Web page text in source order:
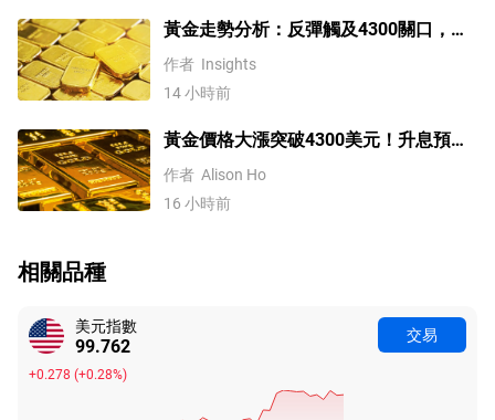
黃金走勢分析：反彈觸及4300關口，
「雙底」確立劍指這一目標！
作者 Insights
14 小時前
黃金價格大漲突破4300美元！升息預期
降溫疊加央行購金，未來持續漲？
作者 Alison Ho
16 小時前
相關品種
美元指數
99.762
+0.278 (+0.28%)
交易